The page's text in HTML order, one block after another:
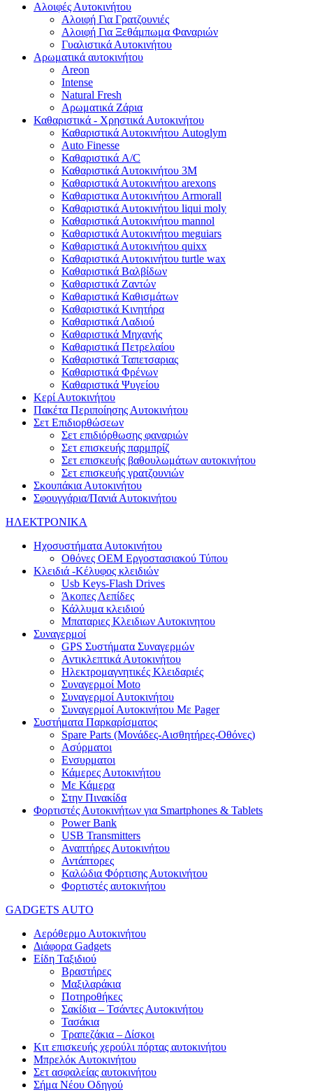
Αλοιφές Αυτοκινήτου
Αλοιφή Για Γρατζουνιές
Αλοιφή Για Ξεθάμπωμα Φαναριών
Γυαλιστικά Αυτοκινήτου
Αρωματικά αυτοκινήτου
Areon
Intense
Natural Fresh
Αρωματικά Ζάρια
Καθαριστικά - Χρηστικά Αυτοκινήτου
Καθαριστικά Αυτοκινήτου Autoglym
Auto Finesse
Καθαριστικά A/C
Καθαριστικά Αυτοκινήτου 3Μ
Καθαριστικά Αυτοκινήτου arexons
Καθαριστικα Αυτοκινήτου Armorall
Καθαριστικά Αυτοκινήτου liqui moly
Καθαριστικά Αυτοκινήτου mannol
Καθαριστικά Αυτοκινήτου meguiars
Καθαριστικά Αυτοκινήτου quixx
Καθαριστικά Αυτοκινήτου turtle wax
Καθαριστικά Βαλβίδων
Καθαριστικά Ζαντών
Καθαριστικά Καθισμάτων
Καθαριστικά Κινητήρα
Καθαριστικά Λαδιού
Καθαριστικά Μηχανής
Καθαριστικά Πετρελαίου
Καθαριστικά Ταπετσαριας
Καθαριστικά Φρένων
Καθαριστικά Ψυγείου
Κερί Αυτοκινήτου
Πακέτα Περιποίησης Αυτοκινήτου
Σετ Επιδιορθώσεων
Σετ επιδιόρθωσης φαναριών
Σετ επισκευής παρμπρίζ
Σετ επισκευής βαθουλωμάτων αυτοκινήτου
Σετ επισκευής γρατζουνιών
Σκουπάκια Αυτοκινήτου
Σφουγγάρια/Πανιά Αυτοκινήτου
ΗΛΕΚΤΡΟΝΙΚΑ
Ηχοσυστήματα Αυτοκινήτου
Οθόνες OEM Εργοστασιακού Τύπου
Κλειδιά -Κέλυφος κλειδιών
Usb Keys-Flash Drives
Άκοπες Λεπίδες
Κάλλυμα κλειδιού
Μπαταριες Κλειδιων Αυτοκινητου
Συναγερμοί
GPS Συστήματα Συναγερμών
Αντικλεπτικά Αυτοκινήτου
Ηλεκτρομαγνητικές Κλειδαριές
Συναγερμοί Moto
Συναγερμοί Αυτοκινήτου
Συναγερμοί Αυτοκινήτου Με Pager
Συστήματα Παρκαρίσματος
Spare Parts (Mονάδες-Αισθητήρες-Οθόνες)
Ασύρματοι
Ενσυρματοι
Κάμερες Αυτοκινήτου
Με Κάμερα
Στην Πινακίδα
Φορτιστές Αυτοκινήτων για Smartphones & Tablets
Power Bank
USB Transmitters
Αναπτήρες Αυτοκινήτου
Αντάπτορες
Καλώδια Φόρτισης Αυτοκινήτου
Φορτιστές αυτοκινήτου
GADGETS AUTO
Αερόθερμο Αυτοκινήτου
Διάφορα Gadgets
Είδη Ταξιδιού
Βραστήρες
Μαξιλαράκια
Ποτηροθήκες
Σακίδια – Τσάντες Αυτοκινήτου
Τασάκια
Τραπεζάκια – Δίσκοι
Κιτ επισκευής χερούλι πόρτας αυτοκινήτου
Μπρελόκ Αυτοκινήτου
Σετ ασφαλείας αυτοκινήτου
Σήμα Νέου Οδηγού